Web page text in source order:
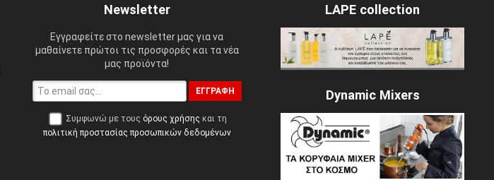
Newsletter
Εγγραφείτε στο newsletter μας για να
μαθαίνετε πρώτοι τις προσφορές και τα νέα
μας προϊόντα!
ΕΓΓΡΑΦΉ
Συμφωνώ με τους όρους χρήσης και τη
πολιτική προστασίας προσωπικών δεδομένων
LAPE collection
Dynamic Mixers